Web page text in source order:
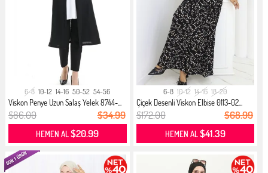
6-8 10-12 14-16 50-52 54-56
Viskon Penye Uzun Salaş Yelek 8744-...
$86.00 $34.99
HEMEN AL$20.99
6-8 10-12 14-16 18-20
Çiçek Desenli Viskon Elbise 0113-02...
$172.00 $68.99
HEMEN AL$41.39